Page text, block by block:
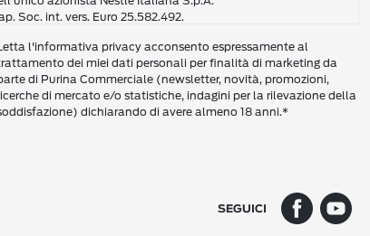
Soc. int. vers. Euro 25.582.492.
- 20057 Assago (Mi)
+39 02 8181 1
Fiscale e Partita I.V.A. 10805410965
pur.it@pec.it
per conoscere le nostre politiche e pratiche relative ai vostri Dati
l'informativa privacy acconsento espressamente al
dei miei dati personali per finalità di marketing da
di Purina Commerciale (newsletter, novità, promozioni,
di mercato e/o statistiche, indagini per la rilevazione della
dichiarando di avere almeno 18 anni.*
SEGUICI